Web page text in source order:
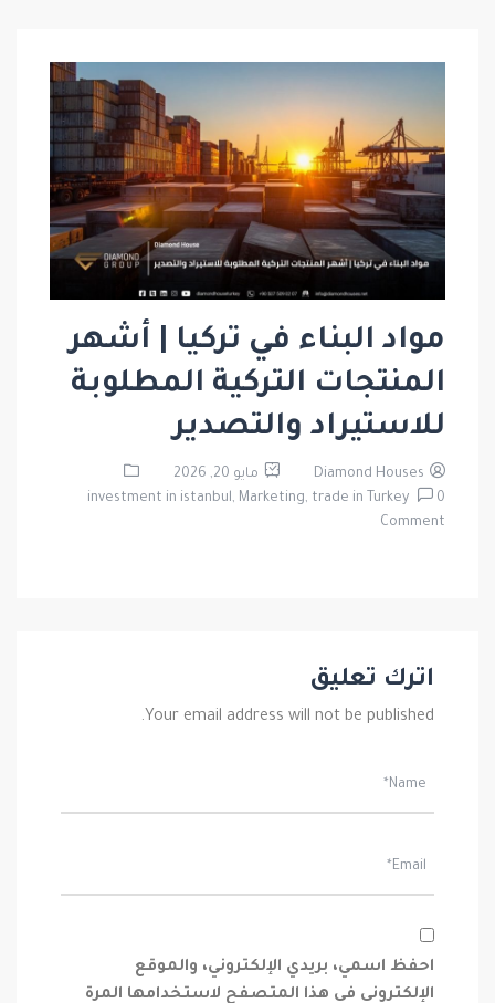
مواد البناء في تركيا | أشهر
المنتجات التركية المطلوبة
للاستيراد والتصدير
Diamond Houses
مايو 20, 2026
investment in istanbul, Marketing, trade in Turkey
0
Comment
اترك تعليق
Your email address will not be published.
احفظ اسمي، بريدي الإلكتروني، والموقع
الإلكتروني في هذا المتصفح لاستخدامها المرة